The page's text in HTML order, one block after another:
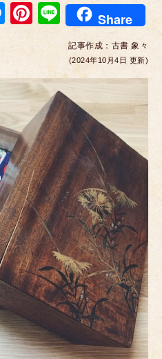
M
ss
e
n
g
er
Pi
nt
er
e
st
Li
n
e
Share
記事作成： 古書 象々
(2024年10月4日 更新)